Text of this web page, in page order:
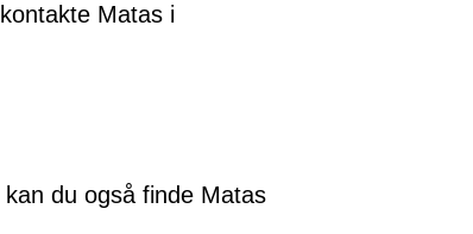
Matas i
du også finde Matas